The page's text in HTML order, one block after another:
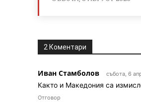
2 Коментари
Иван Стамболов събота, 6
Както и Македония са
Отговор